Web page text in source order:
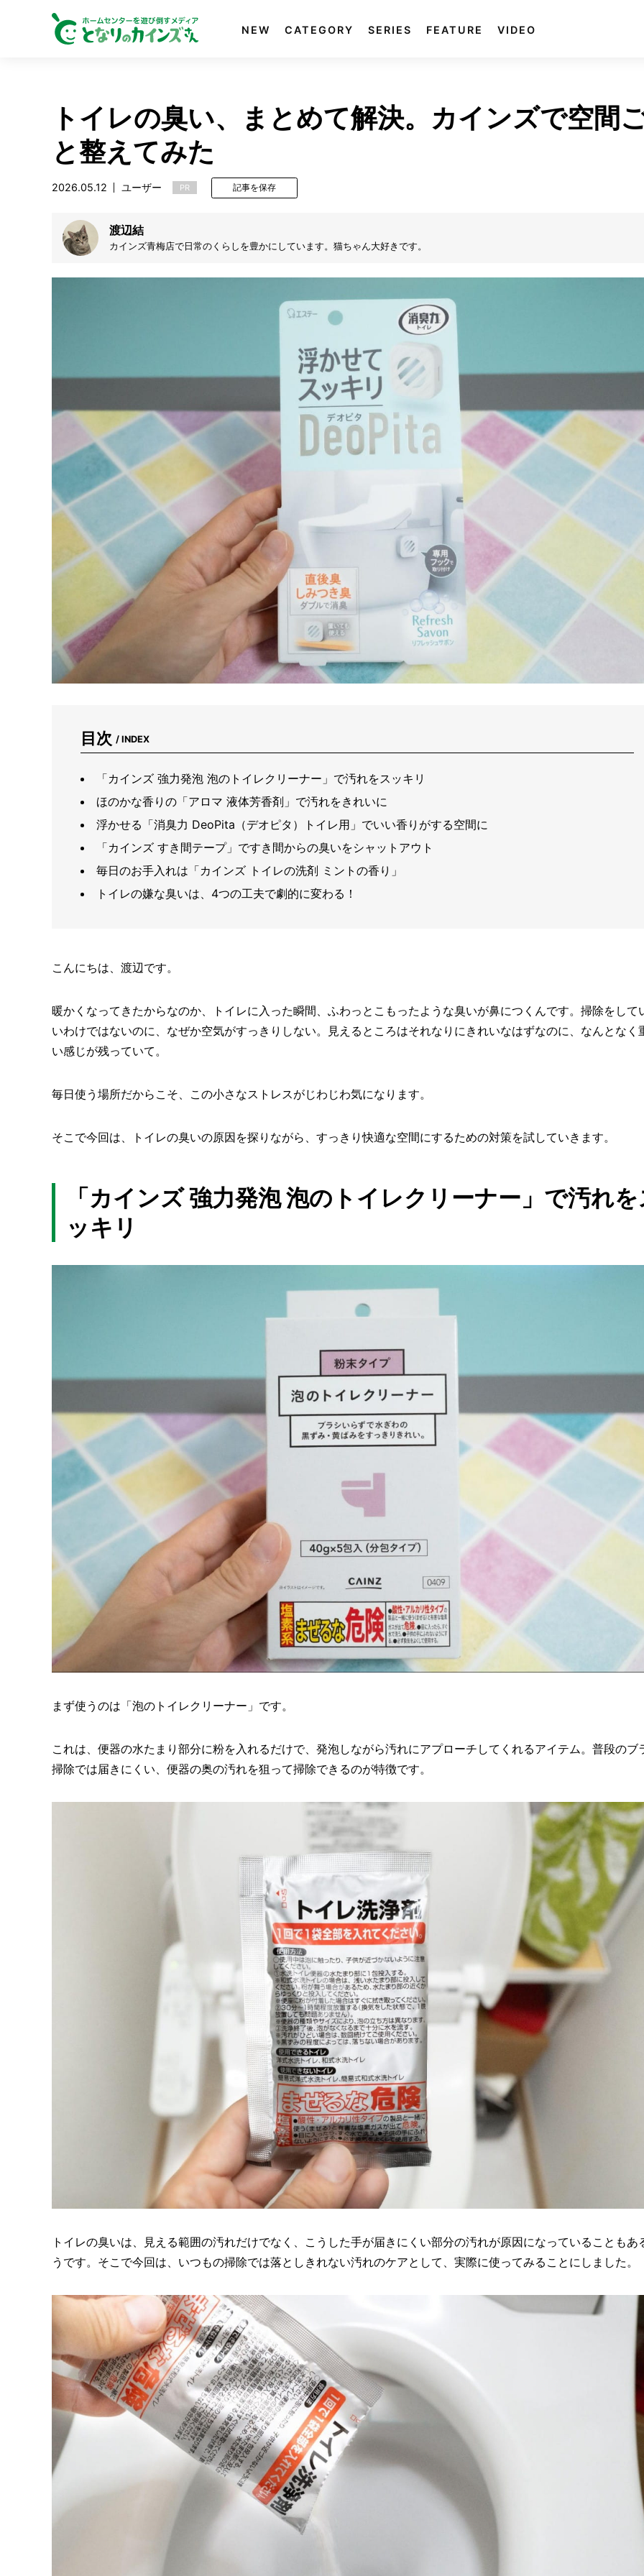
NEW CATEGORY SERIES FEATURE VIDEO
トイレの臭い、まとめて解決。カインズで空間
と整えてみた
2026.05.12 ユーザー PR 記事を保存
渡辺結
カインズ青梅店で日常のくらしを豊かにしています。猫ちゃん大好きです。
目次 / INDEX
「カインズ 強力発泡 泡のトイレクリーナー」で汚れをスッキリ
ほのかな香りの「アロマ 液体芳香剤」で汚れをきれいに
浮かせる「消臭力 DeoPita（デオピタ）トイレ用」でいい香りがする空間に
「カインズ すき間テープ」ですき間からの臭いをシャットアウト
毎日のお手入れは「カインズ トイレの洗剤 ミントの香り」
トイレの嫌な臭いは、4つの工夫で劇的に変わる！
こんにちは、渡辺です。
暖かくなってきたからなのか、トイレに入った瞬間、ふわっとこもったような臭いが鼻につくんです。掃除をして
いわけではないのに、なぜか空気がすっきりしない。見えるところはそれなりにきれいなはずなのに、なんとなく
い感じが残っていて。
毎日使う場所だからこそ、この小さなストレスがじわじわ気になります。
そこで今回は、トイレの臭いの原因を探りながら、すっきり快適な空間にするための対策を試していきます。
「カインズ 強力発泡 泡のトイレクリーナー」で汚れ
ッキリ
まず使うのは「泡のトイレクリーナー」です。
これは、便器の水たまり部分に粉を入れるだけで、発泡しながら汚れにアプローチしてくれるアイテム。普段のブ
掃除では届きにくい、便器の奥の汚れを狙って掃除できるのが特徴です。
トイレの臭いは、見える範囲の汚れだけでなく、こうした手が届きにくい部分の汚れが原因になっていることもあ
うです。そこで今回は、いつもの掃除では落としきれない汚れのケアとして、実際に使ってみることにしました。